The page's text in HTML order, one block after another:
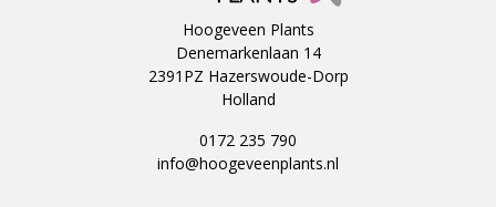
Hoogeveen Plants
Denemarkenlaan 14
2391PZ Hazerswoude-Dorp
Holland
0172 235 790
info@hoogeveenplants.nl